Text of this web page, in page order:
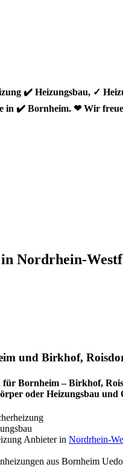
✔️ Heizungsbau, ✓
in ✔️ Bornheim. ❤ Wir
Nordrhein-
und Birkhof,
Bornheim – Birkhof,
oder Heizungsbau und
Anbieter in Nordrhein-
aus Bornheim